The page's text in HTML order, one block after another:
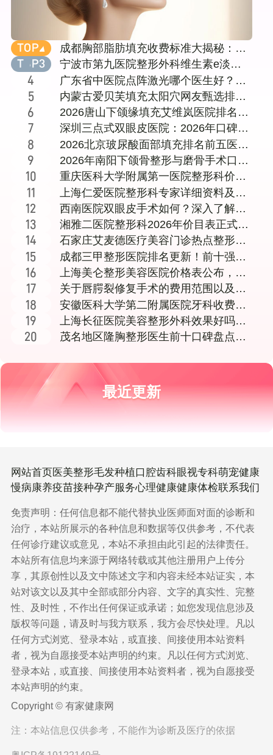
成都胸部脂肪填充收费标准大揭秘：十
家知名医美机构对比，含成都达芬奇
（医大）等
宁波市第九医院整形外科维生素e淡化
颈纹挂什么科
广东省中医院点阵激光哪个医生好？黄
咏菁、秦晓民谁更对胃口？内附就医攻
略
内蒙古爱贝芙填充太阳穴网友甄选排名
前五医院!
2026唐山下颌缘填充艾维岚医院排名前
十强名单：公立私立机构医生资质价格
全公开
深圳三点式双眼皮医院：2026年口碑与
技术兼备的机构盘点，附价格、恢复期
及与全切对比
2026北京玻尿酸面部填充排名前五医院
名单：公立三甲与知名医美机构对比附
医生介绍及价格表
2026年南阳下颌骨整形与磨骨手术口碑
医生实力盘点：十家正规医院与专家深
度解析
重庆医科大学附属第一医院整形科价格
表详情：常见项目
上海仁爱医院整形科专家详细资料及医
院服务内容全面介
西南医院双眼皮手术如何？深入了解李
世荣、王珍祥、陈
湘雅二医院整形科2026年价目表正式公
布，医生团队
石家庄艾麦德医疗美容门诊热点整形价
格表及项目费用详
成都三甲整形医院排名更新！前十强医
院技术好口碑佳
上海美仑整形美容医院价格表公布，消
费者关注行业收费
关于唇腭裂修复手术的费用范围以及导
致唇腭裂的常见原
安徽医科大学第二附属医院牙科收费与
医生项目详情介绍
上海长征医院美容整形外科效果好吗？
真实经历分享看这
茂名地区隆胸整形医生前十口碑盘点与
最近更新
网站首页医美整形毛发种植口腔齿科眼视专科萌宠健康
慢病康养疫苗接种孕产服务心理健康健康体检联系我们
免责声明：任何信息都不能代替执业医师面对面的诊断和
治疗，本站所展示的各种信息和数据等仅供参考，不代表
任何诊疗建议或意见，本站不承担由此引起的法律责任。
本站所有信息均来源于网络转载或其他注册用户上传分
享，其原创性以及文中陈述文字和内容未经本站证实，本
站对该文以及其中全部或部分内容、文字的真实性、完整
性、及时性，不作出任何保证或承诺；如您发现信息涉及
版权等问题，请及时与我方联系，我方会尽快处理。凡以
任何方式浏览、登录本站，或直接、间接使用本站资料
者，视为自愿接受本站声明的约束。凡以任何方式浏览、
登录本站，或直接、间接使用本站资料者，视为自愿接受
本站声明的约束。
Copyright © 有家健康网
注：本站信息仅供参考，不能作为诊断及医疗的依据